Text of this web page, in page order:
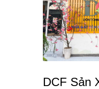
DCF Sản